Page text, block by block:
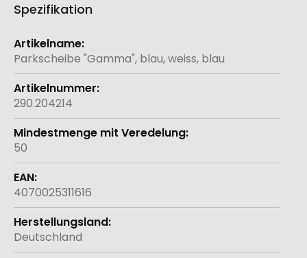
Spezifikation
Weitere
Informationen
Parkscheibe "Gamma", blau, weiss, blau
290.204214
50
4070025311616
Deutschland